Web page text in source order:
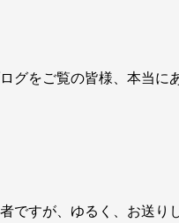
グをご覧の皆様、本当に
ですが、ゆるく、お送り